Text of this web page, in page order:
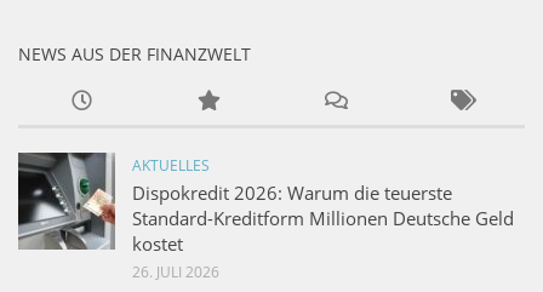
NEWS AUS DER FINANZWELT
AKTUELLES
Dispokredit 2026: Warum die teuerste
Standard-Kreditform Millionen Deutsche Geld
kostet
26. JULI 2026